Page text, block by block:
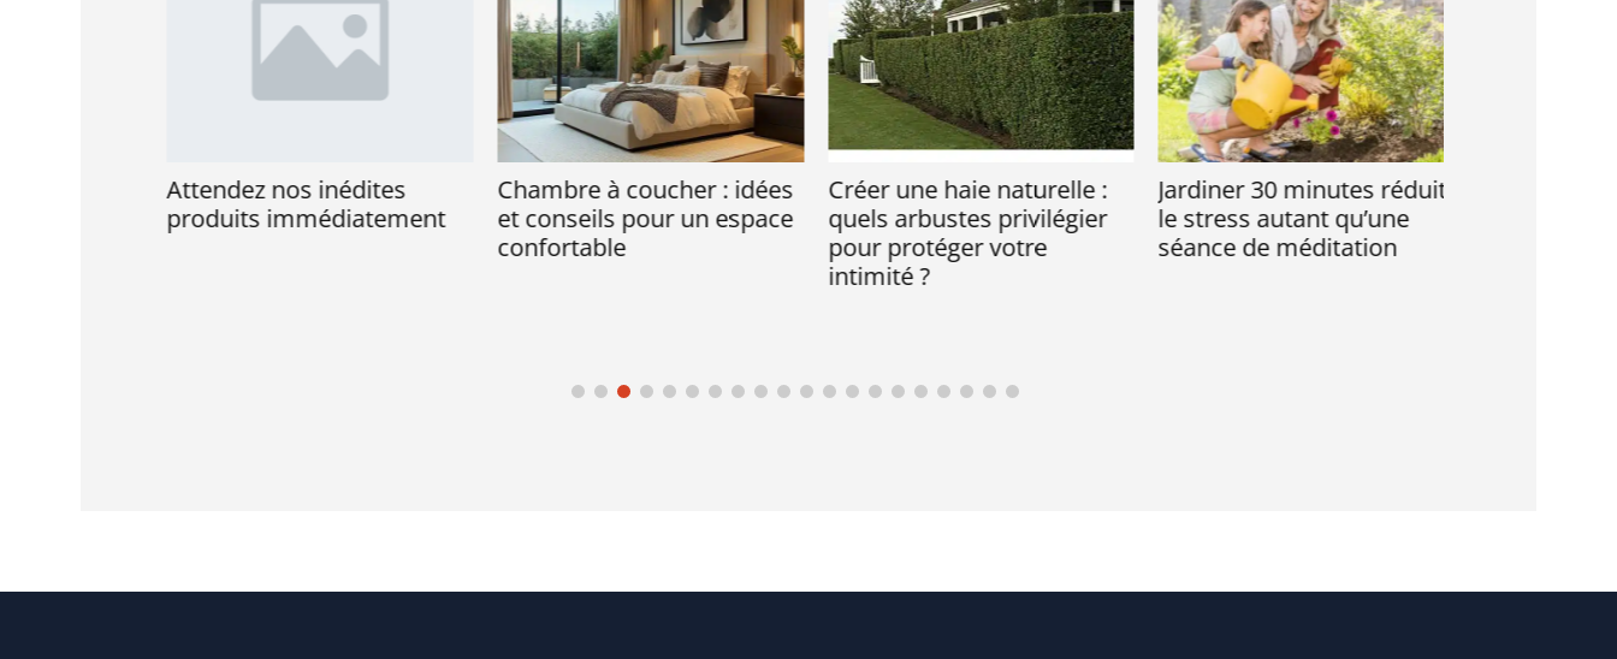
Attendez nos inédites
produits immédiatement
Chambre à coucher : idées
et conseils pour un espace
confortable
Créer une haie naturelle :
quels arbustes privilégier
pour protéger votre
intimité ?
Jardiner 30 minutes réduit
le stress autant qu’une
séance de méditation